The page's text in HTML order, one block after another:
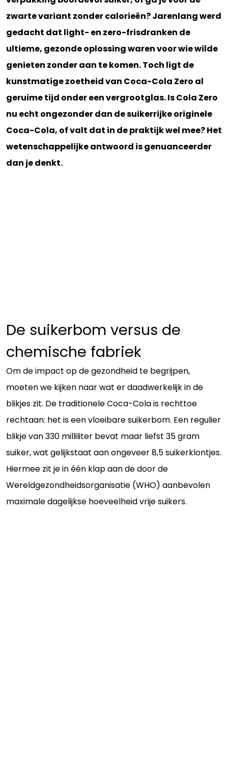
zwarte variant zonder calorieën? Jarenlang werd
gedacht dat light- en zero-frisdranken de
ultieme, gezonde oplossing waren voor wie wilde
genieten zonder aan te komen. Toch ligt de
kunstmatige zoetheid van Coca-Cola Zero al
geruime tijd onder een vergrootglas. Is Cola Zero
nu echt ongezonder dan de suikerrijke originele
Coca-Cola, of valt dat in de praktijk wel mee? Het
wetenschappelijke antwoord is genuanceerder
dan je denkt.
De suikerbom versus de
chemische fabriek
Om de impact op de gezondheid te begrijpen,
moeten we kijken naar wat er daadwerkelijk in de
blikjes zit. De traditionele Coca-Cola is rechttoe
rechtaan: het is een vloeibare suikerbom. Een regulier
blikje van 330 milliliter bevat maar liefst 35 gram
suiker, wat gelijkstaat aan ongeveer 8,5 suikerklontjes.
Hiermee zit je in één klap aan de door de
Wereldgezondheidsorganisatie (WHO) aanbevolen
maximale dagelijkse hoeveelheid vrije suikers.